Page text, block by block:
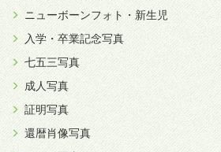
ニューボーンフォト・新生児
入学・卒業記念写真
七五三写真
成人写真
証明写真
還暦肖像写真